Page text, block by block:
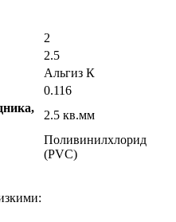
2
2.5
Альгиз К
0.116
2.5 кв.мм
Поливинилхлорид
(PVC)